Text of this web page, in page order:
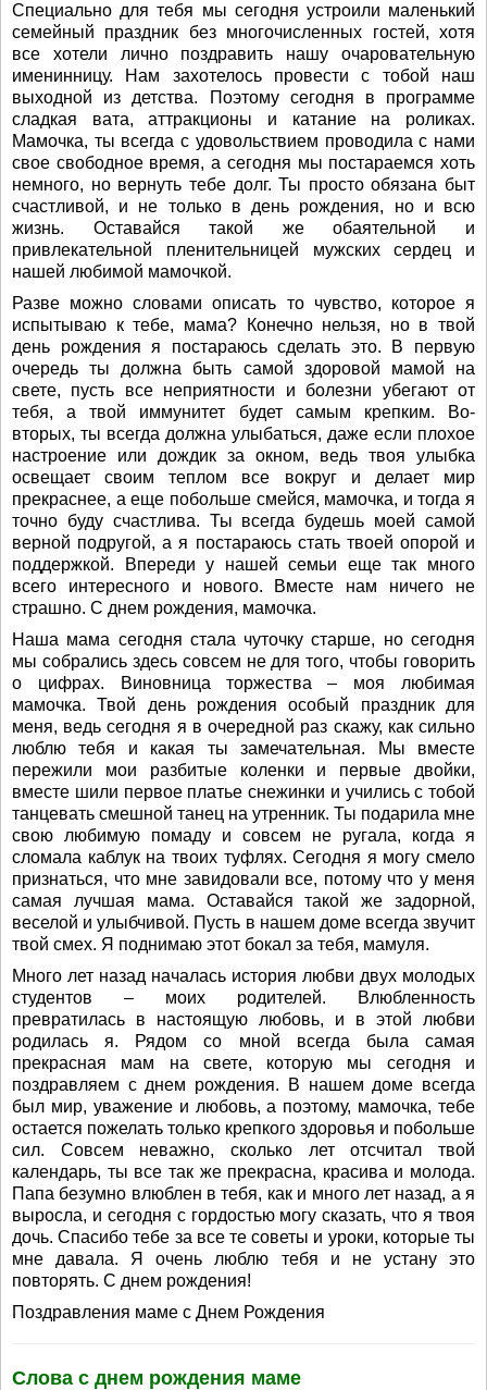
Специально для тебя мы сегодня устроили маленький
семейный праздник без многочисленных гостей, хотя
все хотели лично поздравить нашу очаровательную
именинницу. Нам захотелось провести с тобой наш
выходной из детства. Поэтому сегодня в программе
сладкая вата, аттракционы и катание на роликах.
Мамочка, ты всегда с удовольствием проводила с нами
свое свободное время, а сегодня мы постараемся хоть
немного, но вернуть тебе долг. Ты просто обязана быт
счастливой, и не только в день рождения, но и всю
жизнь. Оставайся такой же обаятельной и
привлекательной пленительницей мужских сердец и
нашей любимой мамочкой.
Разве можно словами описать то чувство, которое я
испытываю к тебе, мама? Конечно нельзя, но в твой
день рождения я постараюсь сделать это. В первую
очередь ты должна быть самой здоровой мамой на
свете, пусть все неприятности и болезни убегают от
тебя, а твой иммунитет будет самым крепким. Во-
вторых, ты всегда должна улыбаться, даже если плохое
настроение или дождик за окном, ведь твоя улыбка
освещает своим теплом все вокруг и делает мир
прекраснее, а еще побольше смейся, мамочка, и тогда я
точно буду счастлива. Ты всегда будешь моей самой
верной подругой, а я постараюсь стать твоей опорой и
поддержкой. Впереди у нашей семьи еще так много
всего интересного и нового. Вместе нам ничего не
страшно. С днем рождения, мамочка.
Наша мама сегодня стала чуточку старше, но сегодня
мы собрались здесь совсем не для того, чтобы говорить
о цифрах. Виновница торжества – моя любимая
мамочка. Твой день рождения особый праздник для
меня, ведь сегодня я в очередной раз скажу, как сильно
люблю тебя и какая ты замечательная. Мы вместе
пережили мои разбитые коленки и первые двойки,
вместе шили первое платье снежинки и учились с тобой
танцевать смешной танец на утренник. Ты подарила мне
свою любимую помаду и совсем не ругала, когда я
сломала каблук на твоих туфлях. Сегодня я могу смело
признаться, что мне завидовали все, потому что у меня
самая лучшая мама. Оставайся такой же задорной,
веселой и улыбчивой. Пусть в нашем доме всегда звучит
твой смех. Я поднимаю этот бокал за тебя, мамуля.
Много лет назад началась история любви двух молодых
студентов – моих родителей. Влюбленность
превратилась в настоящую любовь, и в этой любви
родилась я. Рядом со мной всегда была самая
прекрасная мам на свете, которую мы сегодня и
поздравляем с днем рождения. В нашем доме всегда
был мир, уважение и любовь, а поэтому, мамочка, тебе
остается пожелать только крепкого здоровья и побольше
сил. Совсем неважно, сколько лет отсчитал твой
календарь, ты все так же прекрасна, красива и молода.
Папа безумно влюблен в тебя, как и много лет назад, а я
выросла, и сегодня с гордостью могу сказать, что я твоя
дочь. Спасибо тебе за все те советы и уроки, которые ты
мне давала. Я очень люблю тебя и не устану это
повторять. С днем рождения!
Поздравления маме с Днем Рождения
Слова с днем рождения маме